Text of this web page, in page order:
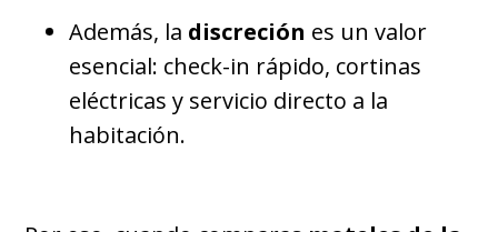
Además, la discreción es un valor
esencial: check-in rápido, cortinas
eléctricas y servicio directo a la
habitación.